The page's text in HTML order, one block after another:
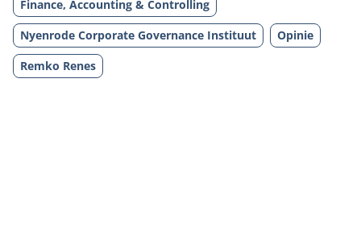
Finance, Accounting & Controlling
Nyenrode Corporate Governance Instituut
Opinie
Remko Renes